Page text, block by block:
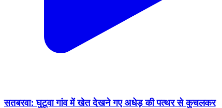
सतबरवा: घुटूवा गांव में खेत देखने गए अधेड़ की पत्थर से कुचलकर